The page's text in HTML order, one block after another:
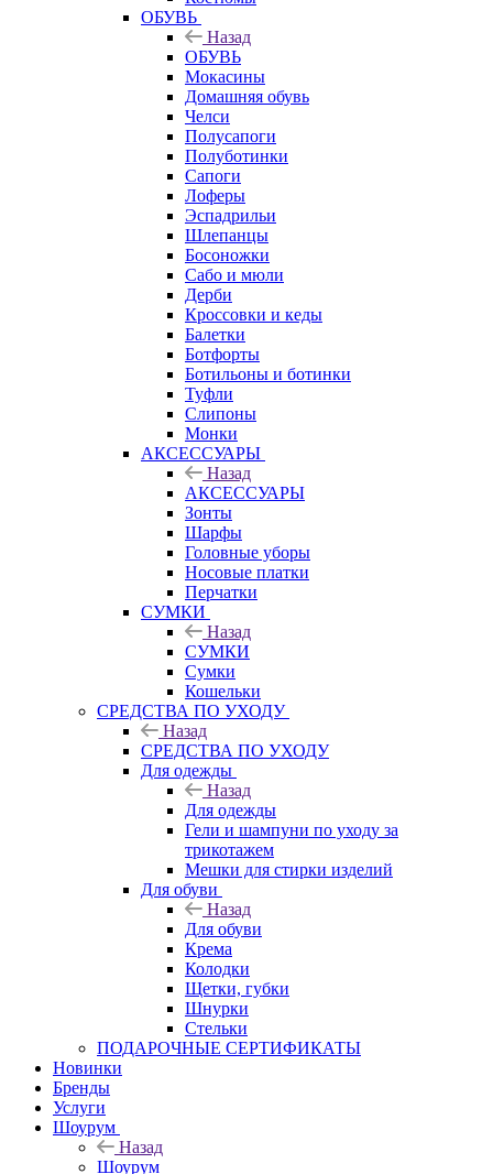
ОБУВЬ
Назад
ОБУВЬ
Мокасины
Домашняя обувь
Челси
Полусапоги
Полуботинки
Сапоги
Лоферы
Эспадрильи
Шлепанцы
Босоножки
Сабо и мюли
Дерби
Кроссовки и кеды
Балетки
Ботфорты
Ботильоны и ботинки
Туфли
Слипоны
Монки
АКСЕССУАРЫ
Назад
АКСЕССУАРЫ
Зонты
Шарфы
Головные уборы
Носовые платки
Перчатки
СУМКИ
Назад
СУМКИ
Сумки
Кошельки
CРЕДСТВА ПО УХОДУ
Назад
CРЕДСТВА ПО УХОДУ
Для одежды
Назад
Для одежды
Гели и шампуни по уходу за
трикотажем
Мешки для стирки изделий
Для обуви
Назад
Для обуви
Крема
Колодки
Щетки, губки
Шнурки
Стельки
ПОДАРОЧНЫЕ СЕРТИФИКАТЫ
Новинки
Бренды
Услуги
Шоурум
Назад
Шоурум